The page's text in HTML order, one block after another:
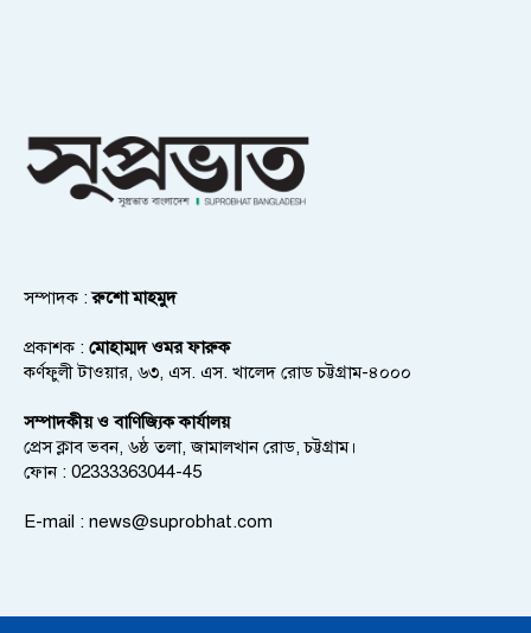
সম্পাদক :রুশো মাহমুদ
প্রকাশক : মোহাম্মদ ওমর ফারুক
কর্ণফুলী টাওয়ার, ৬৩, এস. এস. খালেদ রোড চট্টগ্রাম-৪০০০
সম্পাদকীয় ও বাণিজ্যিক কার্যালয়
প্রেস ক্লাব ভবন, ৬ষ্ঠ তলা, জামালখান রোড, চট্টগ্রাম।
ফোন : 02333363044-45
E-mail : news@suprobhat.com